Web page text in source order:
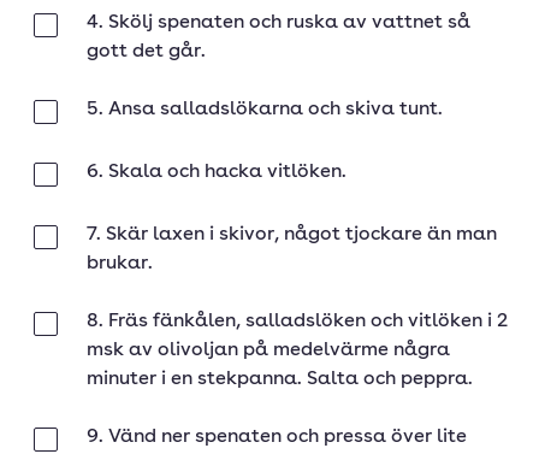
4. Skölj spenaten och ruska av vattnet så
gott det går.
5. Ansa salladslökarna och skiva tunt.
6. Skala och hacka vitlöken.
7. Skär laxen i skivor, något tjockare än man
brukar.
8. Fräs fänkålen, salladslöken och vitlöken i 2
msk av olivoljan på medelvärme några
minuter i en stekpanna. Salta och peppra.
9. Vänd ner spenaten och pressa över lite